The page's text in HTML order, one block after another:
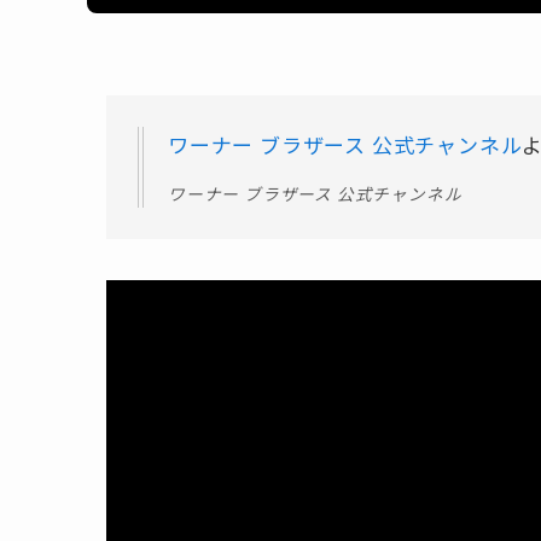
ワーナー ブラザース 公式チャンネル
ワーナー ブラザース 公式チャンネル